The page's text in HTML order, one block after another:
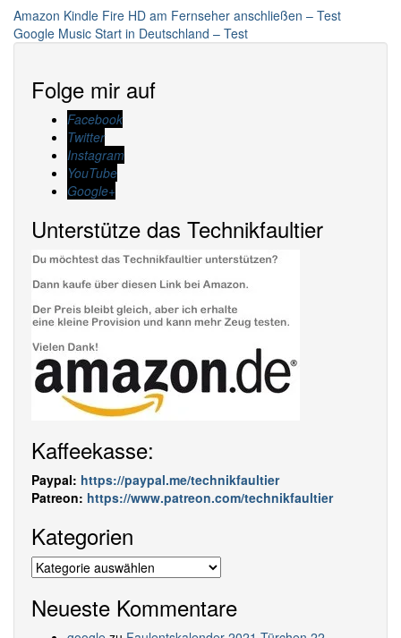
Beitragsnavigation
Amazon Kindle Fire HD am Fernseher anschließen – Test
Google Music Start in Deutschland – Test
Folge mir auf
Facebook
Twitter
Instagram
YouTube
Google+
Unterstütze das Technikfaultier
Kaffeekasse:
Paypal: https://paypal.me/technikfaultier
Patreon: https://www.patreon.com/technikfaultier
Kategorien
Kategorien
Neueste Kommentare